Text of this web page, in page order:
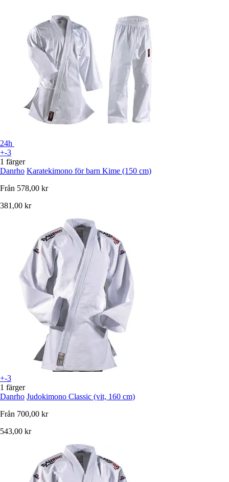
24h
+-3
1 färger
Danrho Karatekimono för barn Kime (150 cm)
Från 578,00 kr
381,00 kr
+-3
1 färger
Danrho Judokimono Classic (vit, 160 cm)
Från 700,00 kr
543,00 kr